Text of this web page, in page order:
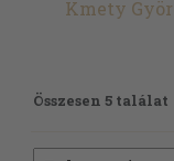
Kmety
Összesen 5 találat